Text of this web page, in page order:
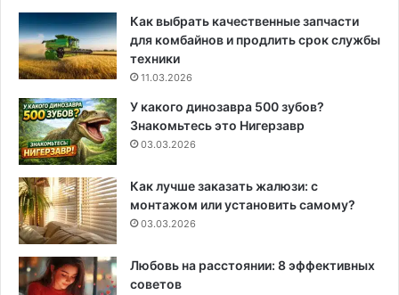
Как выбрать качественные запчасти
для комбайнов и продлить срок службы
техники
11.03.2026
У какого динозавра 500 зубов?
Знакомьтесь это Нигерзавр
03.03.2026
Как лучше заказать жалюзи: с
монтажом или установить самому?
03.03.2026
Любовь на расстоянии: 8 эффективных
советов